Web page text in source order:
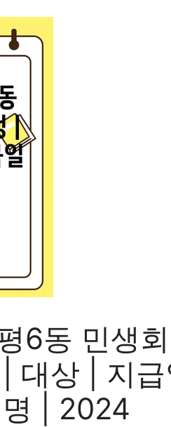
6동 민생
| 대상 | 지
| 2024